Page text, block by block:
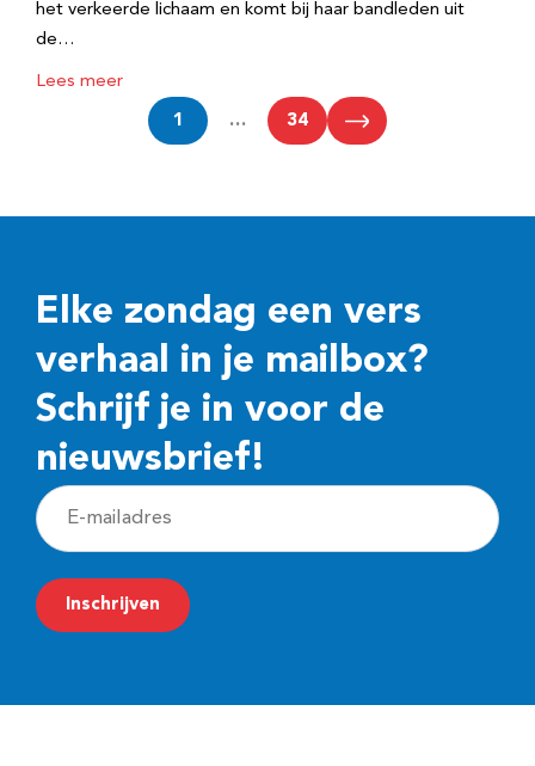
het verkeerde lichaam en komt bij haar bandleden uit
de…
Lees meer
1 … 34
Elke zondag een vers
verhaal in je mailbox?
Schrijf je in voor de
nieuwsbrief!
E
-
m
a
Inschrijven